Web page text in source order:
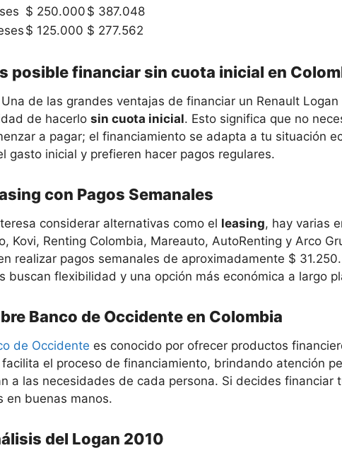
$ 250.000 $ 387.048
$ 125.000 $ 277.562
posible financiar sin cuota inicial en
Una de las grandes ventajas de financiar un Renault
de hacerlo sin cuota inicial. Esto significa que no
a pagar; el financiamiento se adapta a tu situación
gasto inicial y prefieren hacer pagos regulares.
con Pagos Semanales
considerar alternativas como el leasing, hay varias
Kovi, Renting Colombia, Mareauto, AutoRenting y Arco
realizar pagos semanales de aproximadamente $
buscan flexibilidad y una opción más económica a largo
Banco de Occidente en Colombia
de Occidente es conocido por ofrecer productos
el proceso de financiamiento, brindando atención
a las necesidades de cada persona. Si decides financiar
en buenas manos.
del Logan 2010